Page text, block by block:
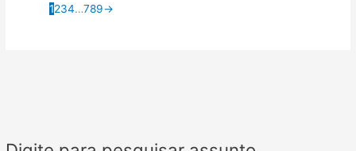
1234…789→